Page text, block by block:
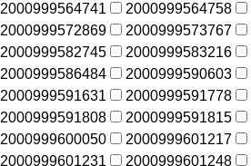
2000999564741
2000999564758
2000999572869
2000999573767
2000999582745
2000999583216
2000999586484
2000999590603
2000999591631
2000999591778
2000999591808
2000999591815
2000999600050
2000999601217
2000999601231
2000999601248